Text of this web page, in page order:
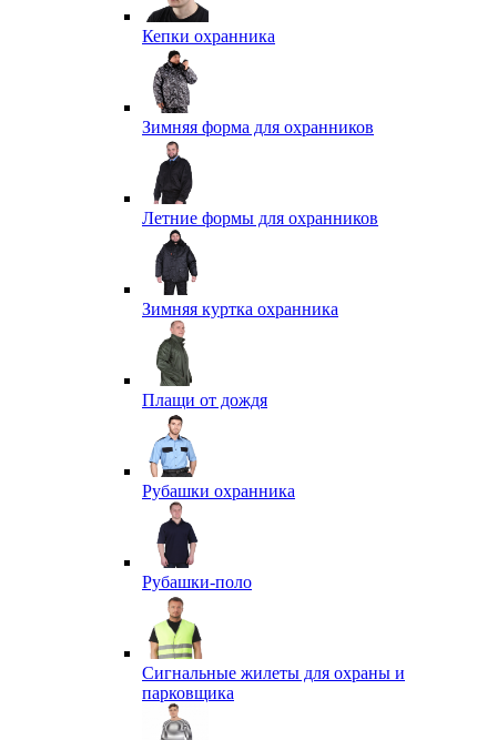
Кепки охранника
Зимняя форма для охранников
Летние формы для охранников
Зимняя куртка охранника
Плащи от дождя
Рубашки охранника
Рубашки-поло
Сигнальные жилеты для охраны и
парковщика